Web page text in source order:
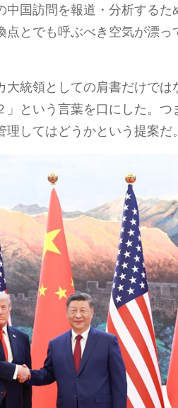
国訪問を報道・分析するた
とでも呼ぶべき空気が漂
統領としての肩書だけでは
という言葉を口にした。つ
してはどうかという提案だ。